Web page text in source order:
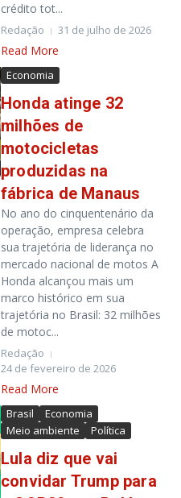
crédito tot...
Redação 31 de julho de 2026
Read More
Economia
Honda atinge 32
milhões de
motocicletas
produzidas na
fábrica de Manaus
No ano do cinquentenário da
operação, empresa celebra
sua trajetória de liderança no
mercado nacional de motos A
Honda alcançou mais um
marco histórico em sua
trajetória no Brasil: 32 milhões
de motoc...
Redação
24 de fevereiro de 2026
Read More
Brasil
Economia
Meio ambiente
Política
Lula diz que vai
convidar Trump para